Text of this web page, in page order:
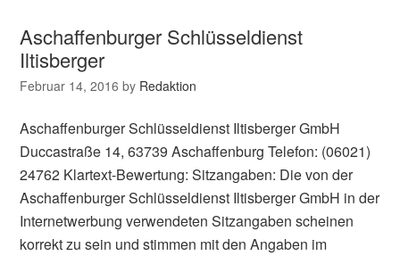
Aschaffenburger Schlüsseldienst
Iltisberger
Februar 14, 2016 by Redaktion
Aschaffenburger Schlüsseldienst Iltisberger GmbH
Duccastraße 14, 63739 Aschaffenburg Telefon: (06021)
24762 Klartext-Bewertung: Sitzangaben: Die von der
Aschaffenburger Schlüsseldienst Iltisberger GmbH in der
Internetwerbung verwendeten Sitzangaben scheinen
korrekt zu sein und stimmen mit den Angaben im